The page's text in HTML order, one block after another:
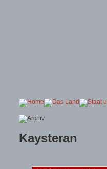
Kaysteran